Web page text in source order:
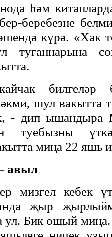
һәм
беребезне
күрә. «Хак
туганнарына
билгеләр
шул
- дип
туебызны
миңа 22 яшь
авыл
мизгел кебек
җыр
ул. Бик ошый